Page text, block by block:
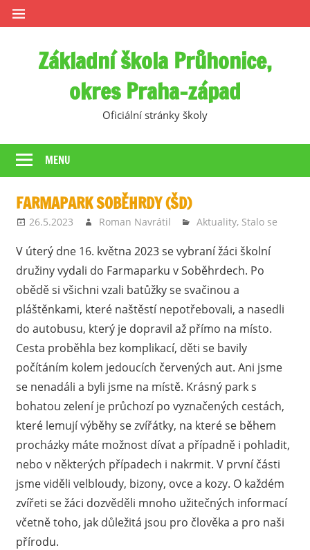
Skip
to
Základní škola Průhonice,
okres Praha-západ
Oficiální stránky školy
MENU
FARMAPARK SOBĚHRDY (ŠD)
26.5.2023 Roman Navrátil Aktuality, Stalo se
V úterý dne 16. května 2023 se vybraní žáci školní
družiny vydali do Farmaparku v Soběhrdech. Po
obědě si všichni vzali batůžky se svačinou a
pláštěnkami, které naštěstí nepotřebovali, a nasedli
do autobusu, který je dopravil až přímo na místo.
Cesta proběhla bez komplikací, děti se bavily
počítáním kolem jedoucích červených aut. Ani jsme
se nenadáli a byli jsme na místě. Krásný park s
bohatou zelení je průchozí po vyznačených cestách,
které lemují výběhy se zvířátky, na které se během
procházky máte možnost dívat a případně i pohladit,
nebo v některých případech i nakrmit. V první části
jsme viděli velbloudy, bizony, ovce a kozy. O každém
zvířeti se žáci dozvěděli mnoho užitečných informací
včetně toho, jak důležitá jsou pro člověka a pro naši
přírodu.